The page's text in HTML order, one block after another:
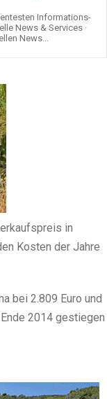
Informations-
News & Services ·
News...
in
Kosten der Jahre
bei 2.809 Euro und
2014 gestiegen